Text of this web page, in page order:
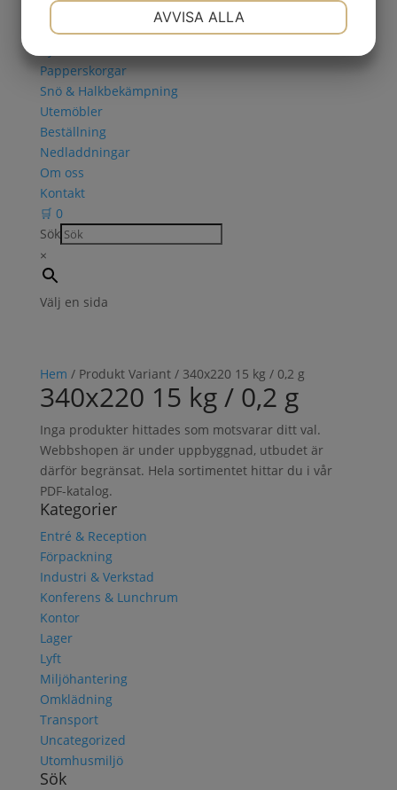
Utomhusmiljö
Askkoppar
Papperskorgar
Snö & Halkbekämpning
Utemöbler
Beställning
Nedladdningar
Om oss
Kontakt
🛒 0
Sök
×
Välj en sida
Hem / Produkt Variant / 340x220 15 kg / 0,2 g
340x220 15 kg / 0,2 g
Inga produkter hittades som motsvarar ditt val.
Webbshopen är under uppbyggnad, utbudet är
därför begränsat. Hela sortimentet hittar du i vår
PDF-katalog.
Kategorier
Entré & Reception
Förpackning
Industri & Verkstad
Konferens & Lunchrum
Kontor
Lager
Lyft
Miljöhantering
Omklädning
Transport
Uncategorized
Utomhusmiljö
Sök
MARKNADSFÖRING
AVVISA ALLA